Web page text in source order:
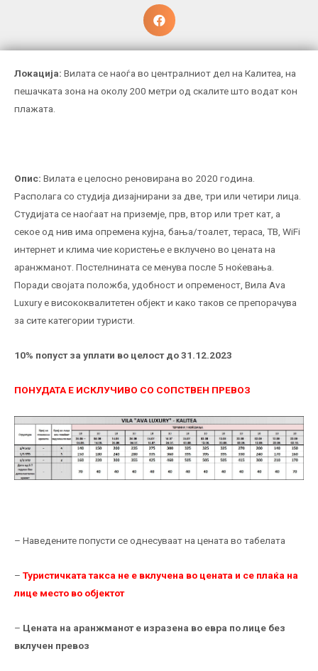
Локација: Вилата се наоѓа во централниот дел на Калитеа, на
пешачката зона на околу 200 метри од скалите што водат кон
плажата.
Опис: Вилата е целосно реновирана во 2020 година.
Располага со студија дизајнирани за две, три или четири лица.
Студијата се наоѓаат на приземје, прв, втор или трет кат, а
секое од нив има опремена кујна, бања/тоалет, тераса, ТВ, WiFi
интернет и клима чие користење е вклучено во цената на
аранжманот. Постелнината се менува после 5 ноќевања.
Поради својата положба, удобност и опременост, Вила Ava
Luxury е висококвалитетен објект и како таков се препорачува
за сите категории туристи.
10% попуст за уплати во целост до 31.12.2023
ПОНУДАТА Е ИСКЛУЧИВО СО СОПСТВЕН ПРЕВОЗ
– Наведените попусти се однесуваат на цената во табелата
– Туристичката такса не е вклучена во цената и се плаќа на
лице место во објектот
– Цената на аранжманот е изразена во евра по лице без
вклучен превоз